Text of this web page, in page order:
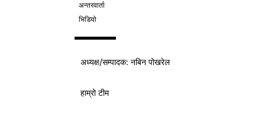
अन्तरवार्ता
भिडियो
अध्यक्ष/सम्पादक: नबिन पोखरेल
हाम्रो टीम